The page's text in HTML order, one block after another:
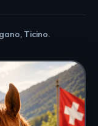
Ticino.